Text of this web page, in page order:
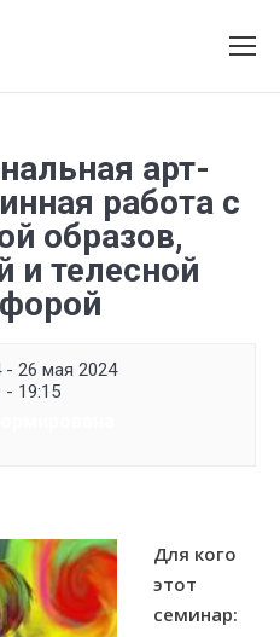
арт-
работа с
образов,
и телесной
- 26 мая 2024
- 19:15
Для кого
этот
семинар: